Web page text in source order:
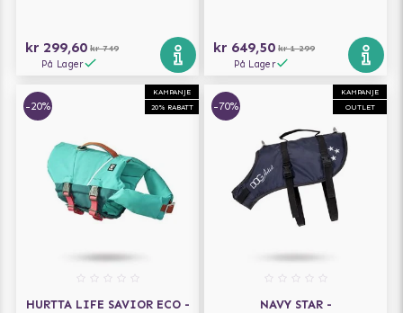
kr 299,60 kr 749
På Lager
kr 649,50 kr 1 299
På Lager
KAMPANJE
20% RABATT
-20%
HURTTA LIFE SAVIOR ECO -
KAMPANJE
OUTLET
-70%
NAVY STAR -